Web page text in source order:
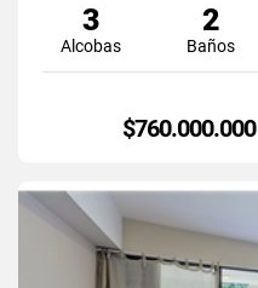
3
Alcobas
2
Baños
$760.000.000